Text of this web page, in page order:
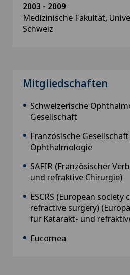
2003 - 2009
Medizinische Fakultät,
Schweiz
Mitgliedschaften
Schweizerische
Gesellschaft
Französische
Ophthalmologie
SAFIR (Französischer
und refraktive Chirurgie)
ESCRS (European society
refractive surgery)
für Katarakt- und
Eucornea